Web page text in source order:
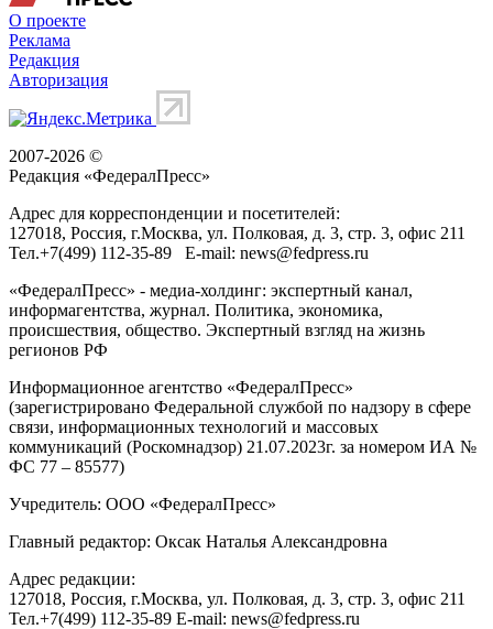
О проекте
Реклама
Редакция
Авторизация
2007-2026 ©
Редакция «ФедералПресс»
Адрес для корреспонденции и посетителей:
127018, Россия, г.Москва, ул. Полковая, д. 3, стр. 3, офис 211
Тел.+7(499) 112-35-89 E-mail: news@fedpress.ru
«ФедералПресс» - медиа-холдинг: экспертный канал,
информагентства, журнал. Политика, экономика,
происшествия, общество. Экспертный взгляд на жизнь
регионов РФ
Информационное агентство «ФедералПресс»
(зарегистрировано Федеральной службой по надзору в сфере
связи, информационных технологий и массовых
коммуникаций (Роскомнадзор) 21.07.2023г. за номером ИА №
ФС 77 – 85577)
Учредитель: ООО «ФедералПресс»
Главный редактор: Оксак Наталья Александровна
Адрес редакции:
127018, Россия, г.Москва, ул. Полковая, д. 3, стр. 3, офис 211
Тел.+7(499) 112-35-89 E-mail: news@fedpress.ru